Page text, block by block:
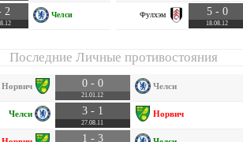
2 Челси Фулхэм 5 - 0
18.08.12
Последние Личные противостояния
Норвич 0 - 0
21.01.12
Челси
Челси 3 - 1
27.08.11
Норвич
1 - 3